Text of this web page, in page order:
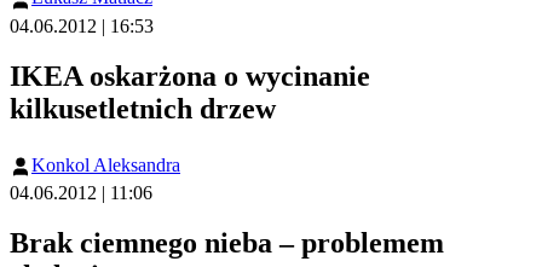
04.06.2012 | 16:53
IKEA oskarżona o wycinanie
kilkusetletnich drzew
Konkol Aleksandra
04.06.2012 | 11:06
Brak ciemnego nieba – problemem